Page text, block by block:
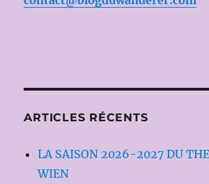
ARTICLES RÉCENTS
LA SAISON 2026-2027 DU
WIEN